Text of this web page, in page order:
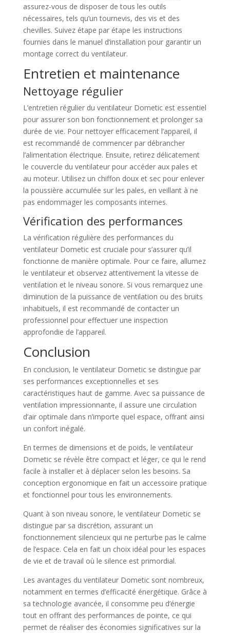
assurez-vous de disposer de tous les outils
nécessaires, tels qu’un tournevis, des vis et des
chevilles. Suivez étape par étape les instructions
fournies dans le manuel d’installation pour garantir un
montage correct du ventilateur.
Entretien et maintenance
Nettoyage régulier
L’entretien régulier du ventilateur Dometic est essentiel
pour assurer son bon fonctionnement et prolonger sa
durée de vie. Pour nettoyer efficacement l’appareil, il
est recommandé de commencer par débrancher
l’alimentation électrique. Ensuite, retirez délicatement
le couvercle du ventilateur pour accéder aux pales et
au moteur. Utilisez un chiffon doux et sec pour enlever
la poussière accumulée sur les pales, en veillant à ne
pas endommager les composants internes.
Vérification des performances
La vérification régulière des performances du
ventilateur Dometic est cruciale pour s’assurer qu’il
fonctionne de manière optimale. Pour ce faire, allumez
le ventilateur et observez attentivement la vitesse de
ventilation et le niveau sonore. Si vous remarquez une
diminution de la puissance de ventilation ou des bruits
inhabituels, il est recommandé de contacter un
professionnel pour effectuer une inspection
approfondie de l’appareil.
Conclusion
En conclusion, le ventilateur Dometic se distingue par
ses performances exceptionnelles et ses
caractéristiques haut de gamme. Avec sa puissance de
ventilation impressionnante, il assure une circulation
d’air optimale dans n’importe quel espace, offrant ainsi
un confort inégalé.
En termes de dimensions et de poids, le ventilateur
Dometic se révèle être compact et léger, ce qui le rend
facile à installer et à déplacer selon les besoins. Sa
conception ergonomique en fait un accessoire pratique
et fonctionnel pour tous les environnements.
Quant à son niveau sonore, le ventilateur Dometic se
distingue par sa discrétion, assurant un
fonctionnement silencieux qui ne perturbe pas le calme
de l’espace. Cela en fait un choix idéal pour les espaces
de vie et de travail où le silence est primordial.
Les avantages du ventilateur Dometic sont nombreux,
notamment en termes d’efficacité énergétique. Grâce à
sa technologie avancée, il consomme peu d’énergie
tout en offrant des performances de pointe, ce qui
permet de réaliser des économies significatives sur la